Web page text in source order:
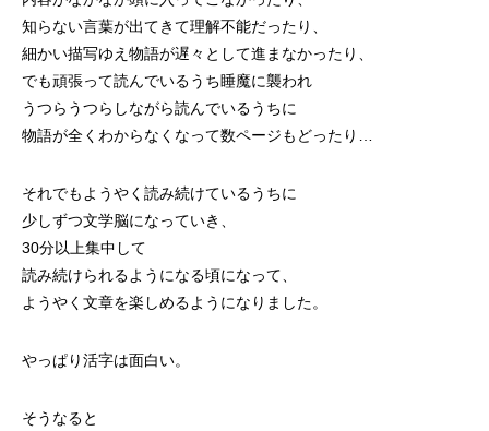
知らない言葉が出てきて理解不能だったり、
細かい描写ゆえ物語が遅々として進まなかったり、
でも頑張って読んでいるうち睡魔に襲われ
うつらうつらしながら読んでいるうちに
物語が全くわからなくなって数ページもどったり…
それでもようやく読み続けているうちに
少しずつ文学脳になっていき、
30分以上集中して
読み続けられるようになる頃になって、
ようやく文章を楽しめるようになりました。
やっぱり活字は面白い。
そうなると